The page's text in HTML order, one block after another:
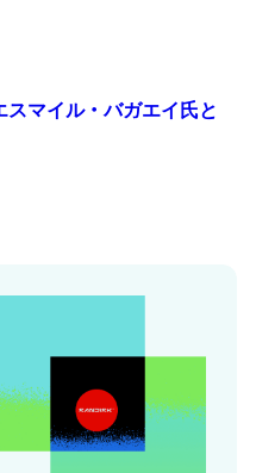
マイル・バガエイ氏と